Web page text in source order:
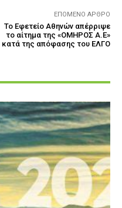
ΕΠΌΜΕΝΟ ΆΡΘΡΟ
Το Εφετείο Αθηνών απέρριψε
το αίτημα της «ΟΜΗΡΟΣ Α.Ε»
κατά της απόφασης του ΕΛΓΟ